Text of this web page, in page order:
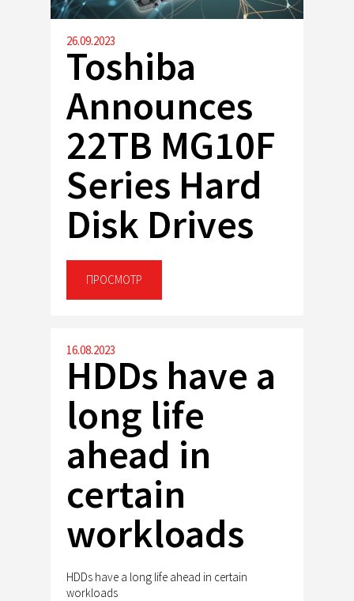
26.09.2023
Toshiba
Announces
22TB MG10F
Series Hard
Disk Drives
ПРОСМОТР
16.08.2023
HDDs have a
long life
ahead in
certain
workloads
HDDs have a long life ahead in certain
workloads